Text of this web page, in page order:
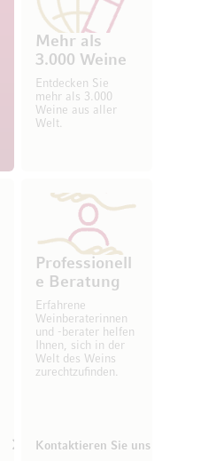
Mehr als
3.000 Weine
Entdecken Sie
mehr als 3.000
Weine aus aller
Welt.
Professionell
e Beratung
Erfahrene
Weinberaterinnen
und -berater helfen
Ihnen, sich in der
Welt des Weins
zurechtzufinden.
Kontaktieren Sie uns